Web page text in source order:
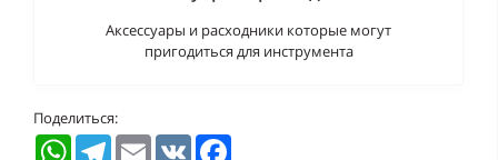
Аксессуары и расходники которые могут
пригодиться для инструмента
Поделиться:
WhatsAppTelegramEmail VK